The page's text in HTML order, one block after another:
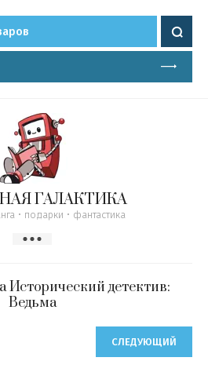
ГАЛАКТИКА
• подарки • фантастика
Исторический детектив:
Ведьма
СЛЕДУЮЩИЙ